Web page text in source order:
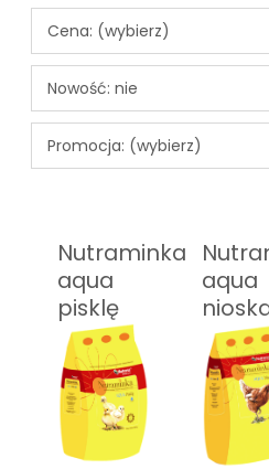
Cena: (wybierz)
Nowość: nie
Promocja: (wybierz)
Nutraminka
aqua
pisklę
aqua